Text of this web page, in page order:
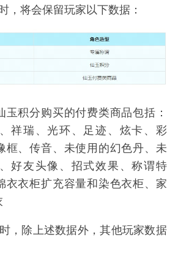
将会保留玩家以下数据：
积分购买的付费类商品包括：
祥瑞、光环、足迹、炫卡、彩
框、传音、未使用的幻色丹、未
好友头像、招式效果、称谓特
衣衣柜扩充容量和染色衣柜、家
除上述数据外，其他玩家数据